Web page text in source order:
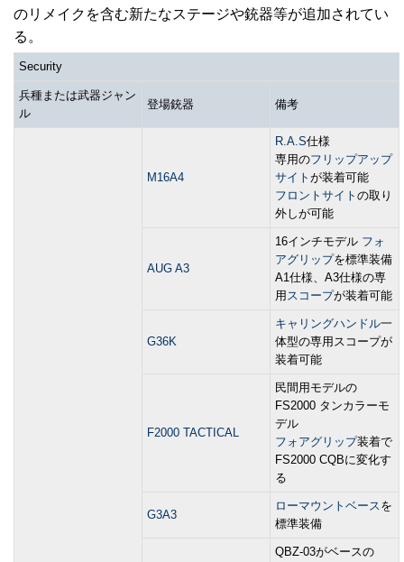
のリメイクを含む新たなステージや銃器等が追加されてい
る。
Security
兵種または武器ジャン
ル
登場銃器 備考
M16A4
R.A.S仕様
専用のフリップアップ
サイト が装着可能
フロントサイト の取り
外しが可能
AUG A3
16インチモデル フォ
アグリップを標準装備
A1仕様、A3仕様の専
用 スコープが装着可能
G36K
キャリングハンドル一
体型の専用スコープが
装着可能
F2000 TACTICAL
民間用モデルの
FS2000 タンカラーモ
デル
フォアグリップ装着で
FS2000 CQBに変化す
る
G3A3
ローマウントベースを
標準装備
QBZ-03がベースの